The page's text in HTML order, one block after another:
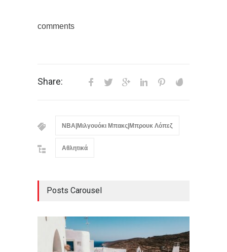
comments
Share:
NBA|Μιλγουόκι Μπακς|Μπρουκ Λόπεζ
Αθλητικά
Posts Carousel